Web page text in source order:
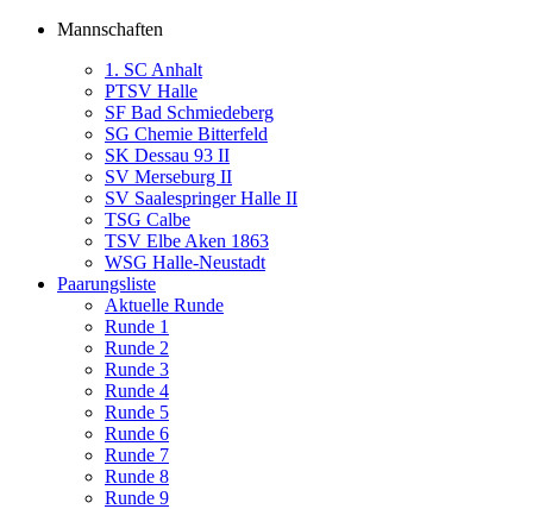
Mannschaften
1. SC Anhalt
PTSV Halle
SF Bad Schmiedeberg
SG Chemie Bitterfeld
SK Dessau 93 II
SV Merseburg II
SV Saalespringer Halle II
TSG Calbe
TSV Elbe Aken 1863
WSG Halle-Neustadt
Paarungsliste
Aktuelle Runde
Runde 1
Runde 2
Runde 3
Runde 4
Runde 5
Runde 6
Runde 7
Runde 8
Runde 9